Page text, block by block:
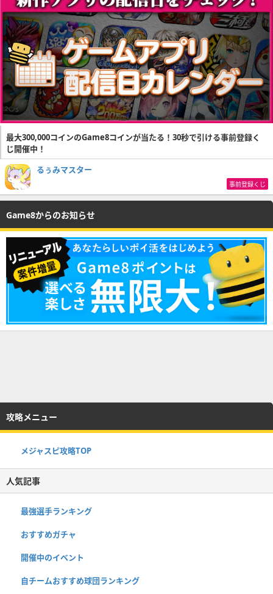
最大300,000コインのGame8コインが当たる！30秒で引ける事前登録く
じ開催中！
るぅみマスター
事前登録くじ
Game8からのお知らせ
攻略メニュー
メジャスピ攻略TOP
人気記事
最強選手ランキング
おすすめガチャ
開催中のイベント
自チームおすすめ球団ランキング